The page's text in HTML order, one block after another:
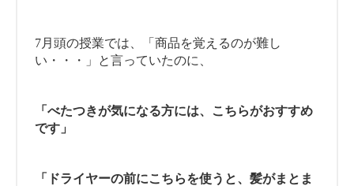
7月頭の授業では、「商品を覚えるのが難し
い・・・」と言っていたのに、
「べたつきが気になる方には、こちらがおすすめ
です」
「ドライヤーの前にこちらを使うと、髪がまとま